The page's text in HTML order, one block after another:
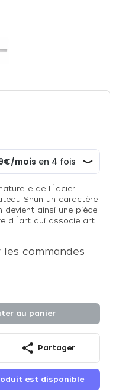
de l´acier
Shun un caractère
devient ainsi une pièce
d´art qui associe art
commandes
au panier
share Partager
est disponible